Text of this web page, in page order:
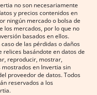
no son necesariamente
y precios contenidos en
ningún mercado o bolsa de
los mercados, por lo que no
basados en ellos.
de las pérdidas o daños
basándote en datos de
reproducir, mostrar,
en Invertia sin
proveedor de datos. Todos
reservados a los